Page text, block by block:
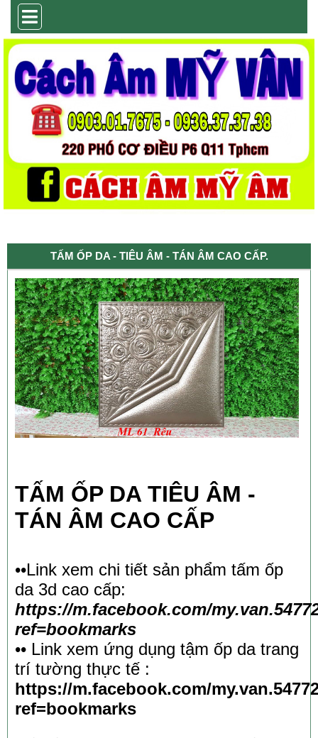
TẤM ỐP DA - TIÊU ÂM - TÁN ÂM CAO CẤP.
TẤM ỐP DA TIÊU ÂM -
TÁN ÂM CAO CẤP
••Link xem chi tiết sản phẩm tấm ốp
da 3d cao cấp:
https://m.facebook.com/
ref=bookmarks
•• Link xem ứng dụng tậm ốp da trang
trí tường thực tế :
https://m.facebook.com/
ref=bookmarks